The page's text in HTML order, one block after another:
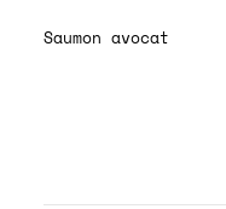
Saumon avocat